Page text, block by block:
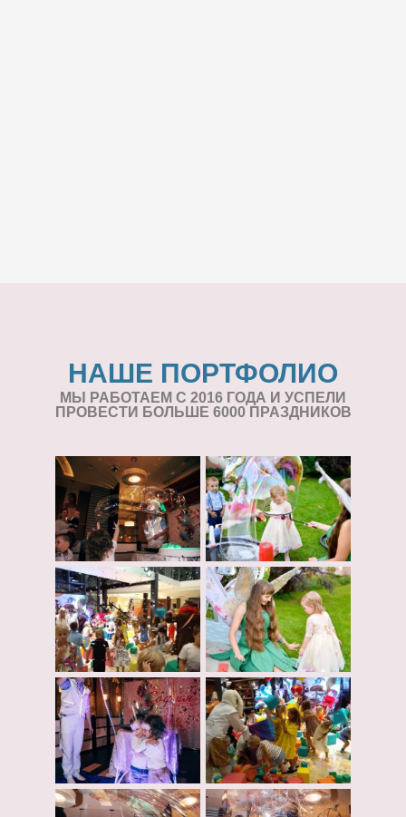
НАШЕ ПОРТФОЛИО
МЫ РАБОТАЕМ С 2016 ГОДА И УСПЕЛИ
ПРОВЕСТИ БОЛЬШЕ 6000 ПРАЗДНИКОВ